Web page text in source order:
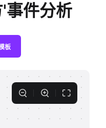
事件分析
板